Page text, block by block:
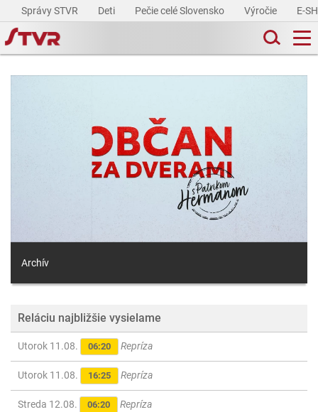
Správy STVR Deti Pečie celé Slovensko Výročie E-
Archív
Reláciu najbližšie vysielame
Utorok 11.08. 06:20 Repríza
Utorok 11.08. 16:25 Repríza
Streda 12.08. 06:20 Repríza